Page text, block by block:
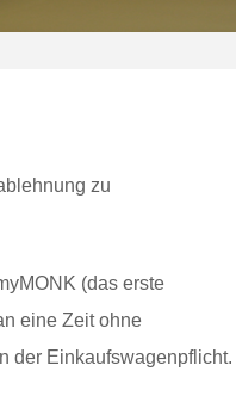
zu
(das erste
eine Zeit ohne
der Einkaufswagenpflicht.